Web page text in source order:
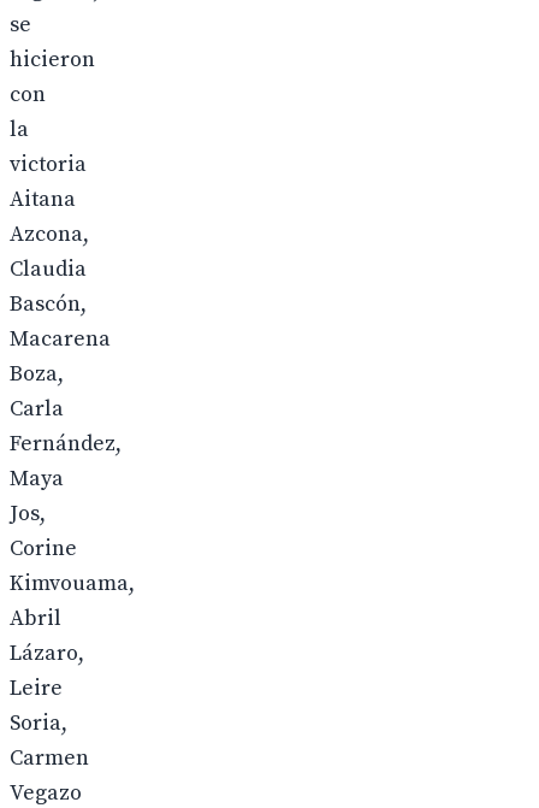
se
hicieron
con
la
victoria
Aitana
Azcona,
Claudia
Bascón,
Macarena
Boza,
Carla
Fernández,
Maya
Jos,
Corine
Kimvouama,
Abril
Lázaro,
Leire
Soria,
Carmen
Vegazo